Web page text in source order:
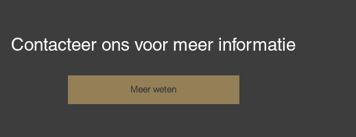
Contacteer ons voor meer informatie
Meer weten